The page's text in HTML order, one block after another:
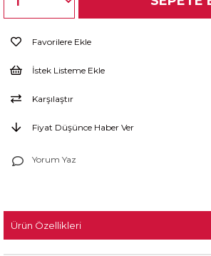
Favorilere Ekle
İstek Listeme Ekle
Karşılaştır
Fiyat Düşünce Haber Ver
Yorum Yaz
Ürün Özellikleri